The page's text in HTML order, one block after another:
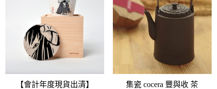
【會計年度現貨出清】
集瓷 cocera 豐與收 茶